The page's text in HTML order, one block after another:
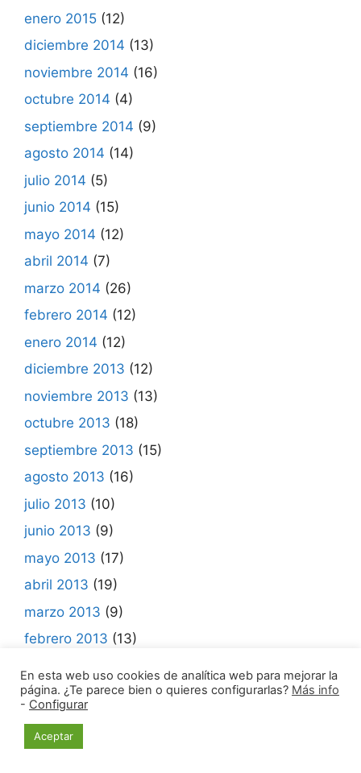
enero 2015 (12)
diciembre 2014 (13)
noviembre 2014 (16)
octubre 2014 (4)
septiembre 2014 (9)
agosto 2014 (14)
julio 2014 (5)
junio 2014 (15)
mayo 2014 (12)
abril 2014 (7)
marzo 2014 (26)
febrero 2014 (12)
enero 2014 (12)
diciembre 2013 (12)
noviembre 2013 (13)
octubre 2013 (18)
septiembre 2013 (15)
agosto 2013 (16)
julio 2013 (10)
junio 2013 (9)
mayo 2013 (17)
abril 2013 (19)
marzo 2013 (9)
febrero 2013 (13)
diciembre 2012 (4)
octubre 2012
En esta web uso cookies de analítica web para mejorar la
página. ¿Te parece bien o quieres configurarlas? Más info
- Configurar
Aceptar